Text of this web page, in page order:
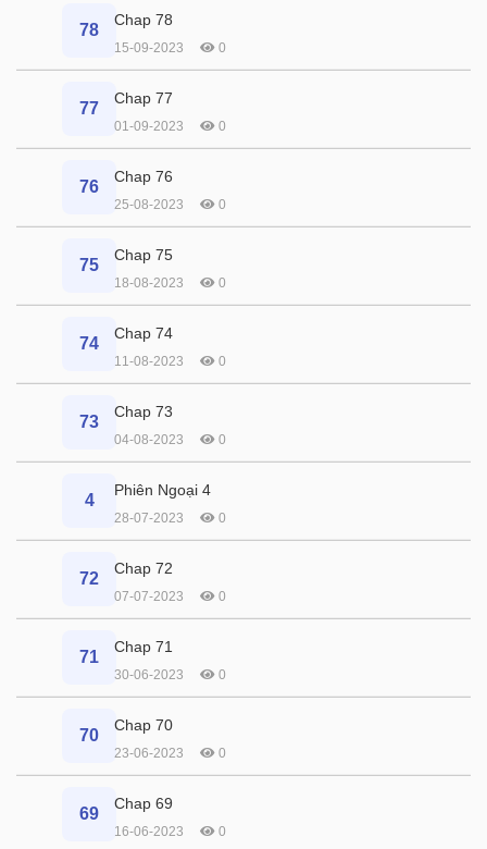
78
Chap 78
15-09-2023 0
77
Chap 77
01-09-2023 0
76
Chap 76
25-08-2023 0
75
Chap 75
18-08-2023 0
74
Chap 74
11-08-2023 0
73
Chap 73
04-08-2023 0
4
Phiên Ngoại 4
28-07-2023 0
72
Chap 72
07-07-2023 0
71
Chap 71
30-06-2023 0
70
Chap 70
23-06-2023 0
69
Chap 69
16-06-2023 0